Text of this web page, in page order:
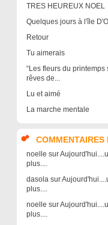
TRES HEUREUX NOEL
Quelques jours à l'île
Retour
Tu aimerais
“Les fleurs du printemps
rêves de...
Lu et aimé
La marche mentale
COMMENTAIRES
noelle sur
plus....
dasolasur
plus....
noelle sur
plus....